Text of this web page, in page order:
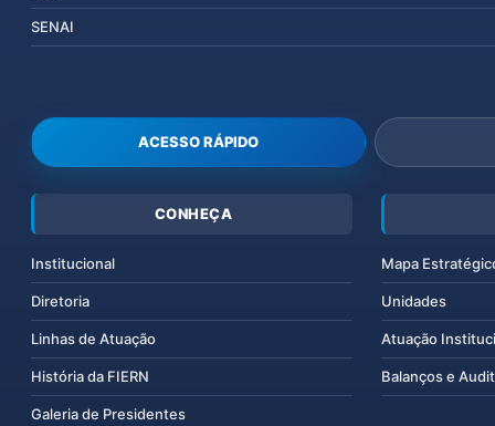
SENAI
ACESSO RÁPIDO
CONHEÇA
Institucional
Diretoria
Linhas de Atuação
História da FIERN
Galeria de Presidentes
Mapa
Unidades
Atuação
Balanços e